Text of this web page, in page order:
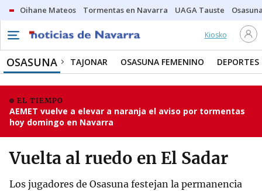
Oihane Mateos Tormentas en Navarra UAGA Tauste
Kiosko
OSASUNA TAJONAR OSASUNA FEMENINO DEPORTES
EL TIEMPO
AEMET vuelve a elevar a naranja el aviso por tormentas
hoy domingo en Navarra
Vuelta al ruedo en El Sadar
Los jugadores de Osasuna festejan la permanencia